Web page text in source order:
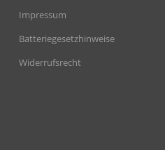
Impressum
Batteriegesetzhinweise
Widerrufsrecht